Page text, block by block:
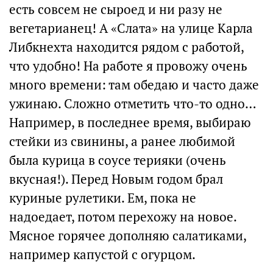
есть совсем не сыроед и ни разу не
вегетарианец! А «Слата» на улице Карла
Либкнехта находится рядом с работой,
что удобно! На работе я провожу очень
много времени: там обедаю и часто даже
ужинаю. Сложно отметить что-то одно…
Например, в последнее время, выбираю
стейки из свинины, а ранее любимой
была курица в соусе терияки (очень
вкусная!). Перед Новым годом брал
куриные рулетики. Ем, пока не
надоедает, потом перехожу на новое.
Мясное горячее дополняю салатиками,
например капустой с огурцом.